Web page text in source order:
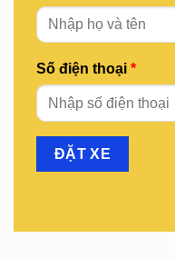
Số điện thoại *